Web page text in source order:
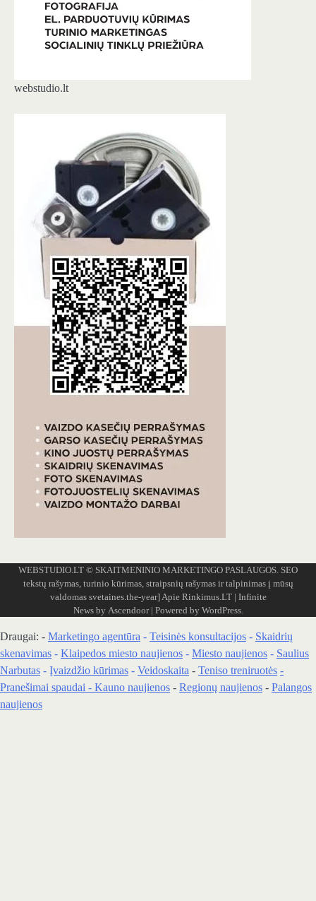
webstudio.lt
WEBSTUDIO.LT © SKAITMENINIO MARKETINGO PASLAUGOS. SEO
tekstų rašymas, turinio kūrimas, straipsnių rašymas ir talpinimas į mūsų
valdomas svetaines.the-year] Apie Rinkimus.LT| Infinite
News by Ascendoor| Powered by WordPress.
Draugai: - Marketingo agentūra - Teisinės konsultacijos - Skaidrių
skenavimas - Klaipedos miesto naujienos - Miesto naujienos - Saulius
Narbutas - Įvaizdžio kūrimas - Veidoskaita - Teniso treniruotės -
Pranešimai spaudai - Kauno naujienos - Regionų naujienos - Palangos
naujienos